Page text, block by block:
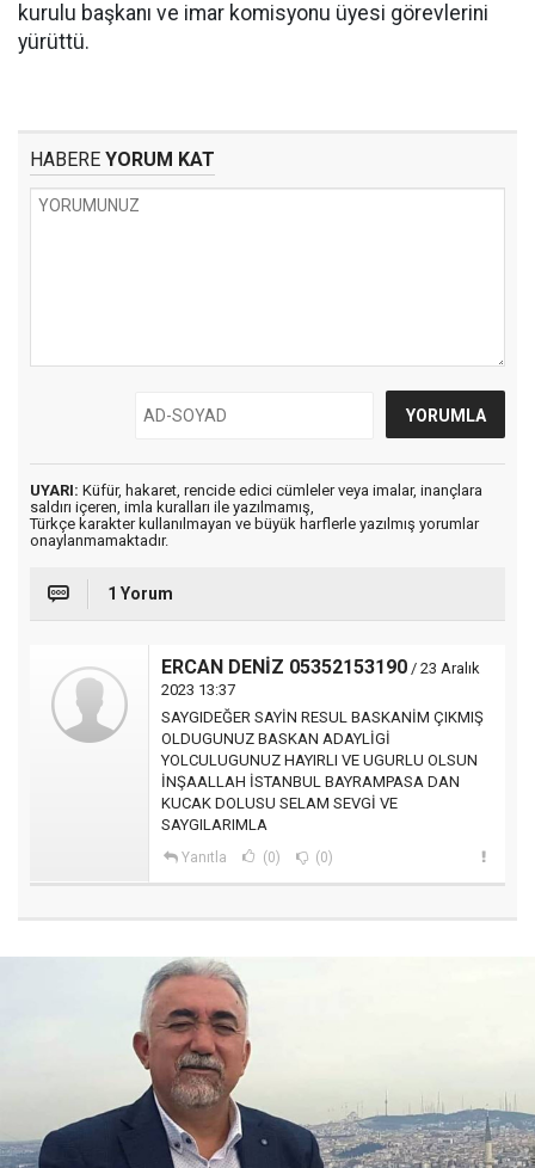
kurulu başkanı ve imar komisyonu üyesi görevlerini
yürüttü.
HABERE YORUM KAT
UYARI: Küfür, hakaret, rencide edici cümleler veya imalar, inançlara
saldırı içeren, imla kuralları ile yazılmamış,
Türkçe karakter kullanılmayan ve büyük harflerle yazılmış yorumlar
onaylanmamaktadır.
1 Yorum
ERCAN DENİZ 05352153190 / 23 Aralık
2023 13:37
SAYGIDEĞER SAYİN RESUL BASKANİM ÇIKMIŞ
OLDUGUNUZ BASKAN ADAYLİGİ
YOLCULUGUNUZ HAYIRLI VE UGURLU OLSUN
İNŞAALLAH İSTANBUL BAYRAMPASA DAN
KUCAK DOLUSU SELAM SEVGİ VE
SAYGILARIMLA
Yanıtla (0) (0)